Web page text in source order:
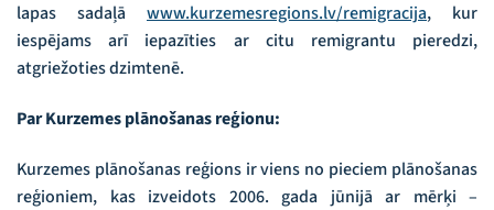
lapas sadaļā www.kurzemesregions.lv/remigracija, kur
iespējams arī iepazīties ar citu remigrantu pieredzi,
atgriežoties dzimtenē.
Par Kurzemes plānošanas reģionu:
Kurzemes plānošanas reģions ir viens no pieciem plānošanas
reģioniem, kas izveidots 2006. gada jūnijā ar mērķi –